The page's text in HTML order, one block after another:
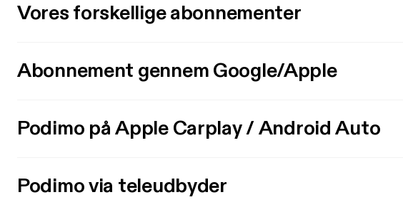
Vores forskellige abonnementer
Abonnement gennem Google/Apple
Podimo på Apple Carplay / Android Auto
Podimo via teleudbyder